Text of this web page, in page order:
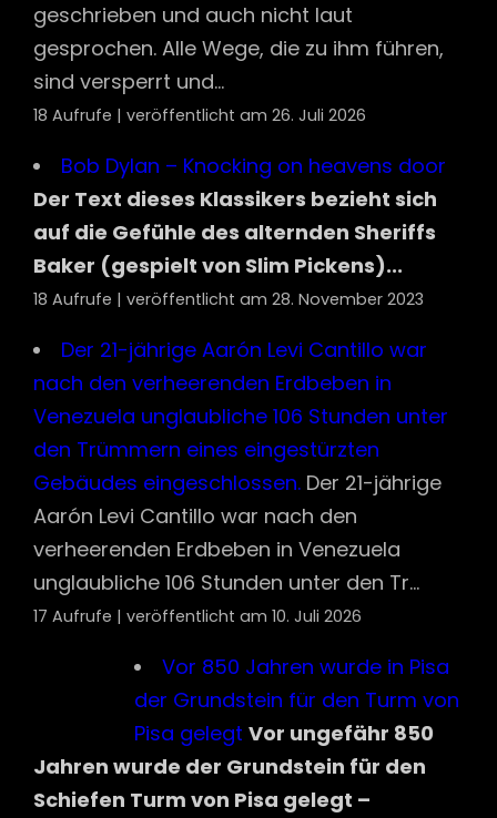
geschrieben und auch nicht laut
gesprochen. Alle Wege, die zu ihm führen,
sind versperrt und...
18 Aufrufe | veröffentlicht am 26. Juli 2026
Bob Dylan – Knocking on heavens door
Der Text dieses Klassikers bezieht sich
auf die Gefühle des alternden Sheriffs
Baker (gespielt von Slim Pickens)...
18 Aufrufe | veröffentlicht am 28. November 2023
Der 21-jährige Aarón Levi Cantillo war
nach den verheerenden Erdbeben in
Venezuela unglaubliche 106 Stunden unter
den Trümmern eines eingestürzten
Gebäudes eingeschlossen. Der 21-jährige
Aarón Levi Cantillo war nach den
verheerenden Erdbeben in Venezuela
unglaubliche 106 Stunden unter den Tr...
17 Aufrufe | veröffentlicht am 10. Juli 2026
Vor 850 Jahren wurde in Pisa
der Grundstein für den Turm von
Pisa gelegt Vor ungefähr 850
Jahren wurde der Grundstein für den
Schiefen Turm von Pisa gelegt –